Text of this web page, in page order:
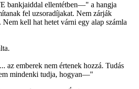
bankjaiddal ellentétben—" a hangja
fel uzsoradíjakat. Nem zárják
Nem kell hat hetet várni egy alap számla
az emberek nem értenek hozzá. Tudás
mindenki tudja, hogyan—"